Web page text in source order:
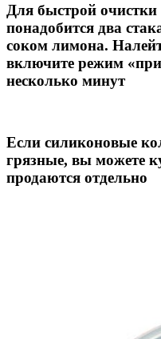
Для быстрой
понадобится два
соком лимона.
включите режим
несколько минут
Если силиконовые
грязные, вы можете
продаются отдельно